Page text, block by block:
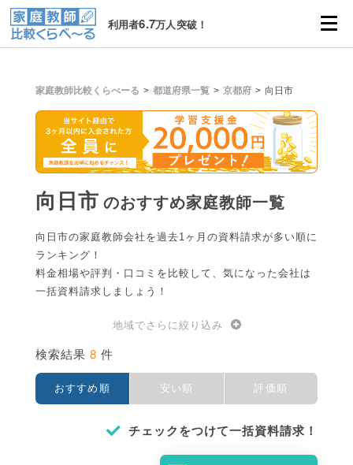
利用者6.7万人突破！
家庭教師比較くらべーる 都道府県一覧 京都府 向日市
向日市 のおすすめ家庭教師一覧
向日市の家庭教師会社を過去1ヶ月の資料請求が多い順に
ランキング！
料金相場や評判・口コミを比較して、気になった会社は
一括資料請求しましょう！
地域でさらに絞り込み
検索結果 8 件
おすすめ順 安い順 評価順
チェックをつけて一括資料請求！